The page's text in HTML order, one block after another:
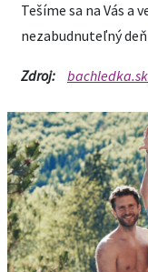
Tešíme sa na Vás a
nezabudnuteľný
Zdroj: bachledka.sk